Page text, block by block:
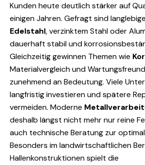
Kunden heute deutlich stärker auf
einigen Jahren. Gefragt sind
Edelstahl, verzinktem Stahl oder
dauerhaft stabil und
Gleichzeitig gewinnen Themen wie
Materialvergleich und
zunehmend an Bedeutung. Viele
langfristig investieren und spätere
vermeiden. Moderne
deshalb längst nicht mehr nur reine
auch technische Beratung zur
Besonders im landwirtschaftlichen
Hallenkonstruktionen spielt die